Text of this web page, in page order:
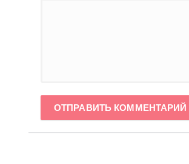
ОТПРАВИТЬ КОММЕНТАРИЙ